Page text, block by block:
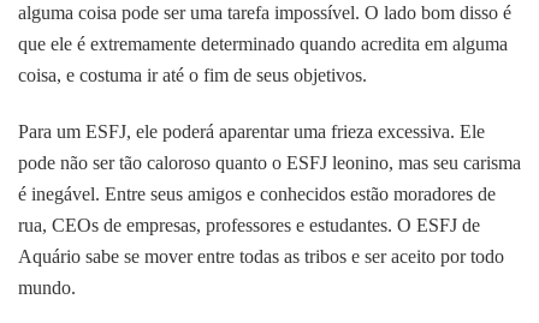
alguma coisa pode ser uma tarefa impossível. O lado bom disso é
que ele é extremamente determinado quando acredita em alguma
coisa, e costuma ir até o fim de seus objetivos.
Para um ESFJ, ele poderá aparentar uma frieza excessiva. Ele
pode não ser tão caloroso quanto o ESFJ leonino, mas seu carisma
é inegável. Entre seus amigos e conhecidos estão moradores de
rua, CEOs de empresas, professores e estudantes. O ESFJ de
Aquário sabe se mover entre todas as tribos e ser aceito por todo
mundo.